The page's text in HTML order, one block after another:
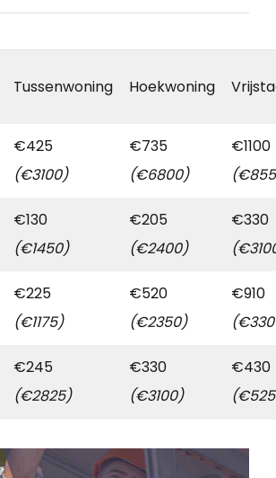
Tussenwoning Hoekwoning
€425
(€3100)
€735
(€6800)
€1100
€130
(€1450)
€205
(€2400)
€330
€225
(€1175)
€520
(€2350)
€910
€245
(€2825)
€330
(€3100)
€430